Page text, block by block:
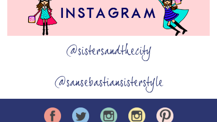
@sistersandthecity
@sansebastiansisterstyle